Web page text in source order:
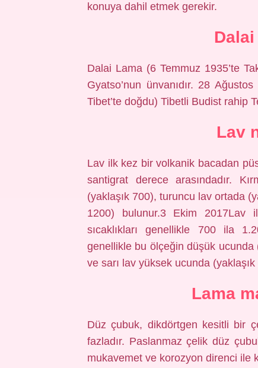
konuya dahil etmek gerekir.
Dalai Lama (6 Temmuz 1935’te
Gyatso’nun ünvanıdır. 28
Tibet’te doğdu) Tibetli Budist rahip
Lav
Lav ilk kez bir volkanik bacadan
santigrat derece arasındadır.
(yaklaşık 700), turuncu lav ortada
1200) bulunur.3 Ekim 2017Lav
sıcaklıkları genellikle 700 ila
genellikle bu ölçeğin düşük ucunda
ve sarı lav yüksek ucunda
Lama
Düz çubuk, dikdörtgen kesitli bir
fazladır. Paslanmaz çelik düz
mukavemet ve korozyon direnci ile